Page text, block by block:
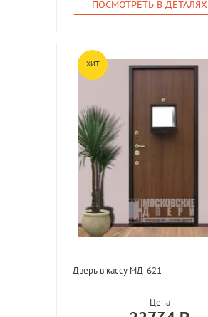
ПОСМОТРЕТЬ В ДЕТАЛЯХ
ХИТ
Дверь в кассу МД-621
Цена